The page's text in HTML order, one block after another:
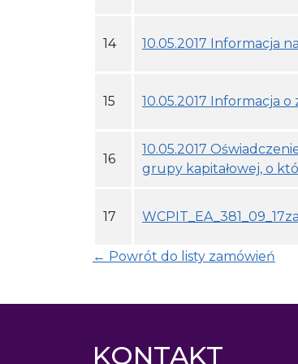
14 10.05.2017 Informacja
15 10.05.2017 Informacja
16
10.05.2017
grupy kapitałowej, o
17
← Powrót do listy zamówień
KONTAKT